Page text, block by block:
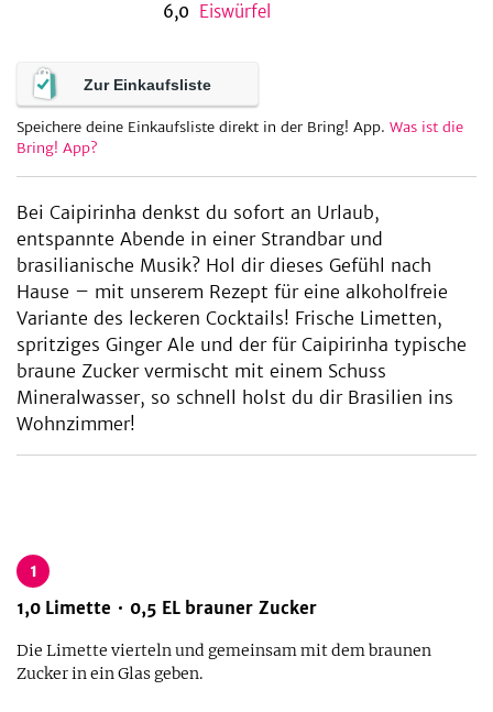
6,0 Eiswürfel
Zur Einkaufsliste
Speichere deine Einkaufsliste direkt in der Bring! App. Was ist die
Bring! App?
Bei Caipirinha denkst du sofort an Urlaub,
entspannte Abende in einer Strandbar und
brasilianische Musik? Hol dir dieses Gefühl nach
Hause – mit unserem Rezept für eine alkoholfreie
Variante des leckeren Cocktails! Frische Limetten,
spritziges Ginger Ale und der für Caipirinha typische
braune Zucker vermischt mit einem Schuss
Mineralwasser, so schnell holst du dir Brasilien ins
Wohnzimmer!
1
1,0 Limette 0,5 EL brauner Zucker
Die Limette vierteln und gemeinsam mit dem braunen
Zucker in ein Glas geben.